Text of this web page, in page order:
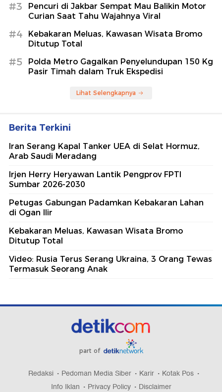
#3
Pencuri di Jakbar Sempat Mau Balikin Motor
Curian Saat Tahu Wajahnya Viral
#4
Kebakaran Meluas, Kawasan Wisata Bromo
Ditutup Total
#5
Polda Metro Gagalkan Penyelundupan 150 Kg
Pasir Timah dalam Truk Ekspedisi
Lihat Selengkapnya
Berita Terkini
Iran Serang Kapal Tanker UEA di Selat Hormuz,
Arab Saudi Meradang
Irjen Herry Heryawan Lantik Pengprov FPTI
Sumbar 2026-2030
Petugas Gabungan Padamkan Kebakaran Lahan
di Ogan Ilir
Kebakaran Meluas, Kawasan Wisata Bromo
Ditutup Total
Video: Rusia Terus Serang Ukraina, 3 Orang Tewas
Termasuk Seorang Anak
part of
Redaksi Pedoman Media Siber Karir
Kotak Pos
Info Iklan
Privacy Policy Disclaimer